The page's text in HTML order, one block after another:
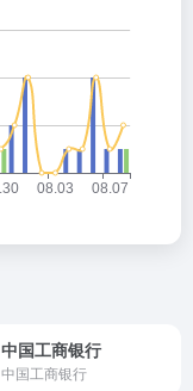
中国工商银行
中国工商银行